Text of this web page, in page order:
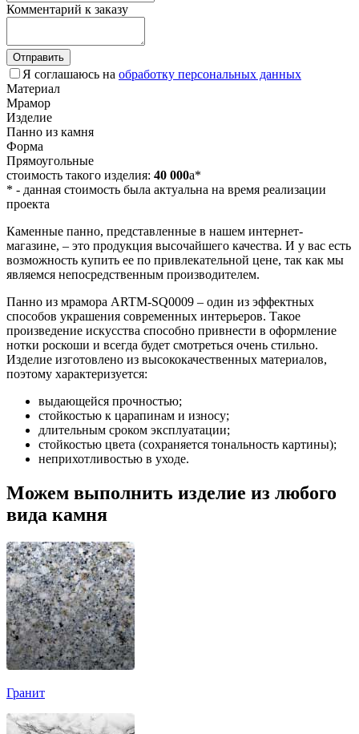
Комментарий к заказу
Отправить
Я соглашаюсь на обработку персональных данных
Материал
Мрамор
Изделие
Панно из камня
Форма
Прямоугольные
стоимость такого изделия: 40 000a*
* - данная стоимость была актуальна на время реализации
проекта
Каменные панно, представленные в нашем интернет-
магазине, – это продукция высочайшего качества. И у вас есть
возможность купить ее по привлекательной цене, так как мы
являемся непосредственным производителем.
Панно из мрамора ARTM-SQ0009 – один из эффектных
способов украшения современных интерьеров. Такое
произведение искусства способно привнести в оформление
нотки роскоши и всегда будет смотреться очень стильно.
Изделие изготовлено из высококачественных материалов,
поэтому характеризуется:
выдающейся прочностью;
стойкостью к царапинам и износу;
длительным сроком эксплуатации;
стойкостью цвета (сохраняется тональность картины);
неприхотливостью в уходе.
Можем выполнить изделие из любого
вида камня
Гранит